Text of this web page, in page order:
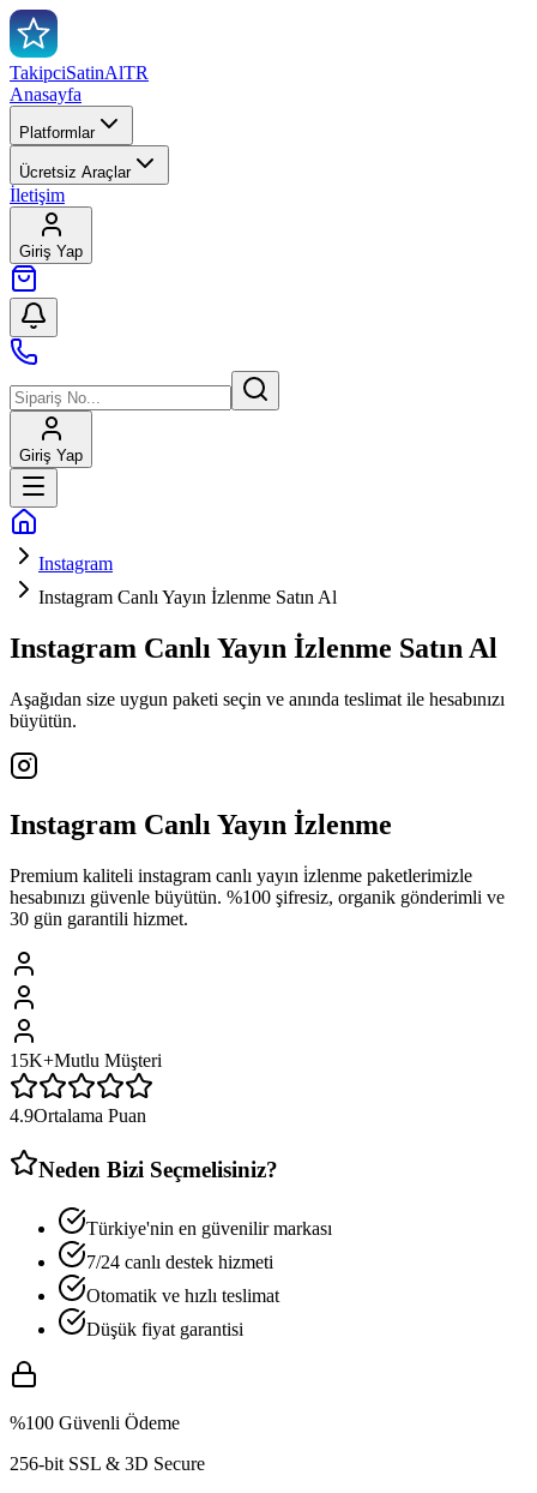
TakipciSatinAlTR
Anasayfa
Platformlar
Ücretsiz Araçlar
İletişim
Giriş Yap
Giriş Yap
Instagram
Instagram Canlı Yayın İzlenme Satın Al
Instagram Canlı Yayın İzlenme Satın Al
Aşağıdan size uygun paketi seçin ve anında teslimat ile hesabınızı
büyütün.
Instagram Canlı Yayın İzlenme
Premium kaliteli instagram canlı yayın i̇zlenme paketlerimizle
hesabınızı güvenle büyütün. %100 şifresiz, organik gönderimli ve
30 gün garantili hizmet.
15K+Mutlu Müşteri
4.9Ortalama Puan
Neden Bizi Seçmelisiniz?
Türkiye'nin en güvenilir markası
7/24 canlı destek hizmeti
Otomatik ve hızlı teslimat
Düşük fiyat garantisi
%100 Güvenli Ödeme
256-bit SSL & 3D Secure